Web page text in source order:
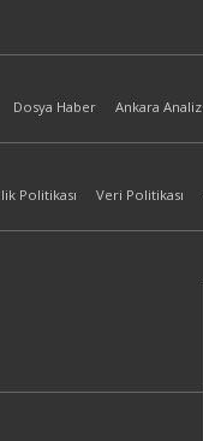
Dosya Haber Ankara Analiz
Politikası Veri Politikası